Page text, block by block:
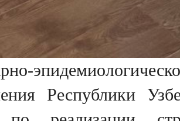
Республики